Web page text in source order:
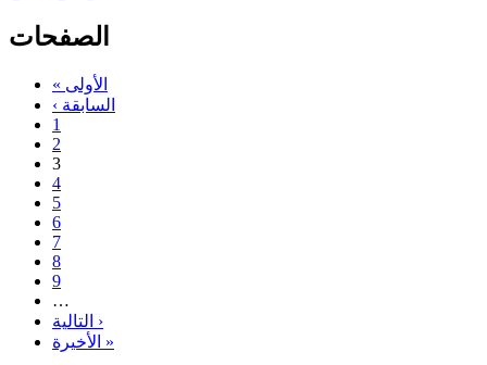
الصفحات
« الأولى
‹ السابقة
1
2
3
4
5
6
7
8
9
…
التالية ›
الأخيرة »